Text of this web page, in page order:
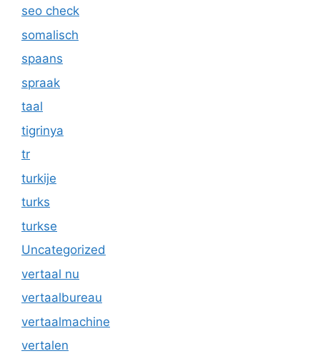
seo check
somalisch
spaans
spraak
taal
tigrinya
tr
turkije
turks
turkse
Uncategorized
vertaal nu
vertaalbureau
vertaalmachine
vertalen